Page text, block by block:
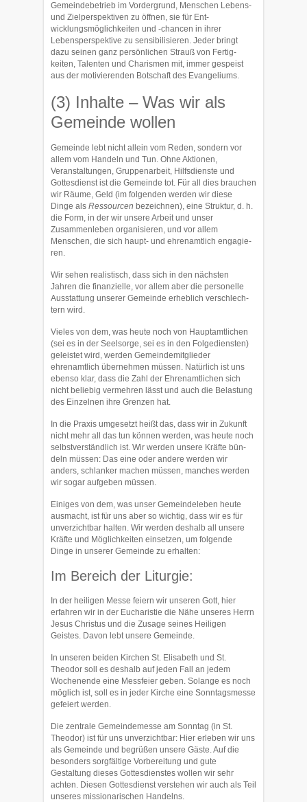
Gemeindebetrieb im Vor­der­grund, Men­schen Lebens-
und Zielperspektiven zu öffnen, sie für Ent­
wicklungsmöglichkeiten und -chancen in ihrer
Lebensperspektive zu sen­sibi­lisieren. Jeder bringt
dazu seinen ganz persönlichen Strauß von Fertig­
keiten, Talenten und Charismen mit, immer gespeist
aus der motivierenden Botschaft des Evangeliums.
(3) Inhalte – Was wir als
Gemeinde wollen
Gemeinde lebt nicht allein vom Reden, sondern vor
allem vom Handeln und Tun. Ohne Aktio­nen,
Veranstaltungen, Gruppenarbeit, Hilfsdienste und
Gottesdienst ist die Ge­meinde tot. Für all dies brauchen
wir Räume, Geld (im folgenden werden wir diese
Dinge als Ressourcen bezeichnen), eine Struktur, d. h.
die Form, in der wir unsere Arbeit und unser
Zusammenleben organisie­ren, und vor allem
Menschen, die sich haupt- und ehren­amtlich engagie­
ren.
Wir sehen realistisch, dass sich in den nächsten
Jahren die finanzielle, vor al­lem aber die personelle
Ausstattung unserer Gemeinde erheblich ver­schlech­
tern wird.
Vieles von dem, was heute noch von Hauptamtlichen
(sei es in der Seel­sorge, sei es in den Folgediensten)
geleistet wird, werden Gemeindemit­glieder
ehrenamtlich übernehmen müssen. Natürlich ist uns
ebenso klar, dass die Zahl der Ehrenamtli­chen sich
nicht beliebig vermehren lässt und auch die Belastung
des Einzelnen ihre Grenzen hat.
In die Praxis umgesetzt heißt das, dass wir in Zukunft
nicht mehr all das tun kön­nen werden, was heute noch
selbstverständlich ist. Wir werden unsere Kräfte bün­
deln müssen: Das eine oder andere werden wir
anders, schlanker machen müssen, manches werden
wir sogar aufgeben müssen.
Einiges von dem, was unser Gemeindeleben heute
ausmacht, ist für uns aber so wichtig, dass wir es für
unverzichtbar halten. Wir werden deshalb all unsere
Kräfte und Möglichkeiten einsetzen, um folgende
Dinge in unserer Gemeinde zu erhalten:
Im Bereich der Liturgie:
In der heiligen Messe feiern wir unseren Gott, hier
erfahren wir in der Eucharistie die Nähe unseres Herrn
Jesus Christus und die Zusage seines Hei­ligen
Geistes. Davon lebt unsere Gemeinde.
In unseren beiden Kirchen St. Elisabeth und St.
Theodor soll es deshalb auf jeden Fall an jedem
Wochenende eine Messfeier geben. Solange es noch
möglich ist, soll es in jeder Kirche eine Sonntagsmesse
gefeiert werden.
Die zentrale Gemeindemesse am Sonntag (in St.
Theodor) ist für uns unver­zicht­bar: Hier erleben wir uns
als Gemeinde und begrüßen unsere Gäste. Auf die
besonders sorgfältige Vorbereitung und gute
Gestaltung die­ses Gottesdienstes wollen wir sehr
achten. Diesen Gottesdienst verstehen wir auch als Teil
unse­res missionarischen Handelns.